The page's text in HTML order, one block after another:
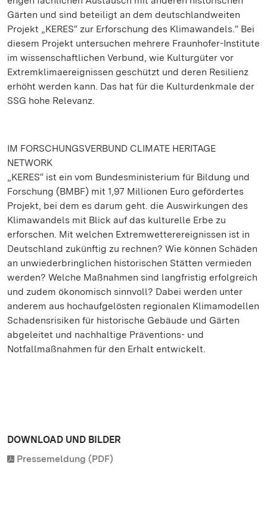
Gärten und sind beteiligt an dem deutschlandweiten
Projekt „KERES“ zur Erforschung des Klimawandels.“ Bei
diesem Projekt untersuchen mehrere Fraunhofer-Institute
im wissenschaftlichen Verbund, wie Kulturgüter vor
Extremklimaereignissen geschützt und deren Resilienz
erhöht werden kann. Das hat für die Kulturdenkmale der
SSG hohe Relevanz.
IM FORSCHUNGSVERBUND CLIMATE HERITAGE
NETWORK
„KERES“ ist ein vom Bundesministerium für Bildung und
Forschung (BMBF) mit 1,97 Millionen Euro gefördertes
Projekt, bei dem es darum geht. die Auswirkungen des
Klimawandels mit Blick auf das kulturelle Erbe zu
erforschen. Mit welchen Extremwetterereignissen ist in
Deutschland zukünftig zu rechnen? Wie können Schäden
an unwiederbringlichen historischen Stätten vermieden
werden? Welche Maßnahmen sind langfristig erfolgreich
und zudem ökonomisch sinnvoll? Dabei werden unter
anderem aus hochaufgelösten regionalen Klimamodellen
Schadensrisiken für historische Gebäude und Gärten
abgeleitet und nachhaltige Präventions- und
Notfallmaßnahmen für den Erhalt entwickelt.
DOWNLOAD UND BILDER
Pressemeldung (PDF)